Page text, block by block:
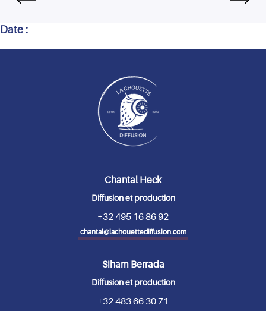
Date :
Chantal Heck
Diffusion et production
+32 495 16 86 92
chantal@lachouettediffusion.com
Siham Berrada
Diffusion et production
+32 483 66 30 71